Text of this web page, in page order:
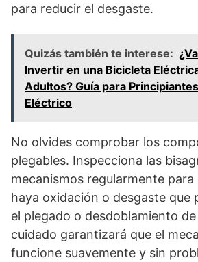
para reducir el desgaste.
Quizás también te interese:
Invertir en una Bicicleta
Adultos? Guía para
Eléctrico
No olvides comprobar los
plegables. Inspecciona las
mecanismos regularmente para
haya oxidación o desgaste que
el plegado o desdoblamiento
cuidado garantizará que el
funcione suavemente y sin